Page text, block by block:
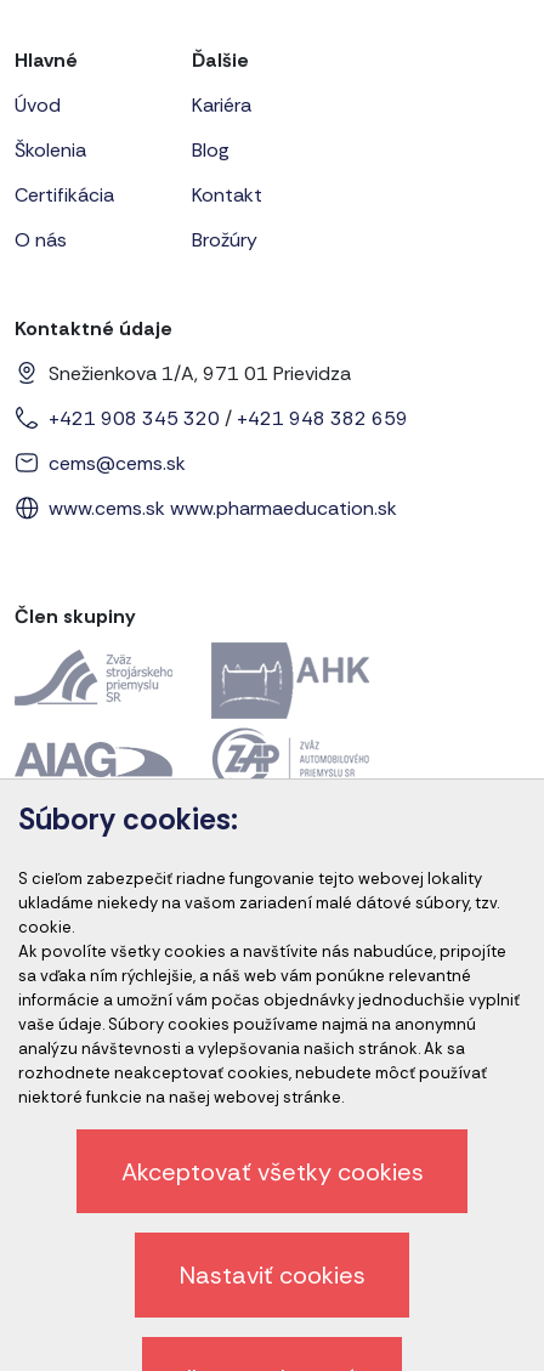
Hlavné
Úvod
Školenia
Certifikácia
O nás
Ďalšie
Kariéra
Blog
Kontakt
Brožúry
Kontaktné údaje
Snežienkova 1/A, 971 01 Prievidza
+421 908 345 320 / +421 948 382 659
cems@cems.sk
www.cems.skwww.pharmaeducation.sk
Člen skupiny
Akreditácia kurzov
Akreditovaní audítori
Etický kódex spoločnosti
Ochrana osobných údajov
Odhlásenie z newslettera
Súbory cookies:
S cieľom zabezpečiť riadne fungovanie tejto webovej lokality
ukladáme niekedy na vašom zariadení malé dátové súbory, tzv.
cookie.
Ak povolíte všetky cookies a navštívite nás nabudúce, pripojíte
sa vďaka ním rýchlejšie, a náš web vám ponúkne relevantné
informácie a umožní vám počas objednávky jednoduchšie vyplniť
vaše údaje. Súbory cookies používame najmä na anonymnú
analýzu návštevnosti a vylepšovania našich stránok. Ak sa
rozhodnete neakceptovať cookies, nebudete môcť používať
niektoré funkcie na našej webovej stránke.
Akceptovať všetky cookies
Nastaviť cookies